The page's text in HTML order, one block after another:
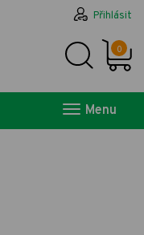
Přihlásit
0
Menu